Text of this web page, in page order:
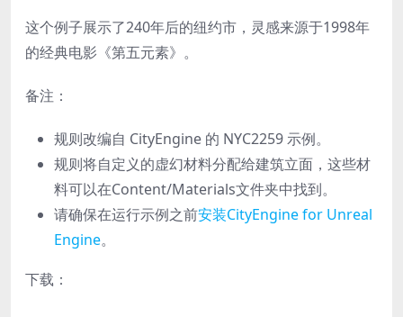
这个例子展示了240年后的纽约市，灵感来源于1998年
的经典电影《第五元素》。
备注：
规则改编自 CityEngine 的 NYC2259 示例。
规则将自定义的虚幻材料分配给建筑立面，这些材
料可以在Content/Materials文件夹中找到。
请确保在运行示例之前安装CityEngine for Unreal
Engine。
下载：